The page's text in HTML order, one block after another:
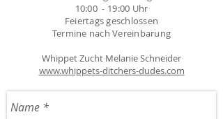
10:00 - 19:00 Uhr
Feiertags geschlossen
Termine nach Vereinbarung
Whippet Zucht Melanie Schneider
www.whippets-ditchers-dudes.com